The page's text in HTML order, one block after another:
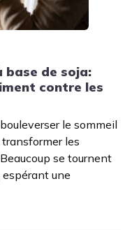
base de soja:
contre les
le sommeil
les
se tournent
espérant une